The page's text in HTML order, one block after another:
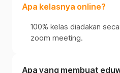
Apa kelasnya online?
100% kelas diadakan
zoom meeting.
Apa yang membuat